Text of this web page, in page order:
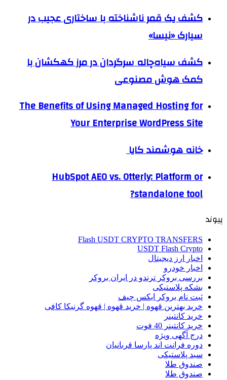
کشف یک قمر ناشناخته با ساختاری عجیب در
سیارک «نیسا»
کشف سیاه‌چاله سرگردان در مرز کهکشان با
کمک هوش مصنوعی
The Benefits of Using Managed Hosting for
Your Enterprise WordPress Site
خانه هوشمند کایا
HubSpot AEO vs. Otterly: Platform or
standalone tool?
پیوند
Flash USDT CRYPTO TRANSFERS
USDT Flash Crypto
اخبار ارز دیجیتال
اخبار خودرو
بررسی بروکر ترندو در ایران بروکر
بشکه پلاستیکی
ثبت نام بروکر ایکس چیف
خرید بهترین قهوه | خرید قهوه | قهوه گرنیکا کافی
خرید کانتینر
خرید کانتینر 40 فوت
درج آگهی ویژه
دوره فرانت اند پارسا قربانیان
سبد پلاستیکی
صندوق طلا
صندوق طلا